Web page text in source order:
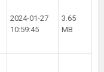
2024-01-27
10:59:45
3.65
MB